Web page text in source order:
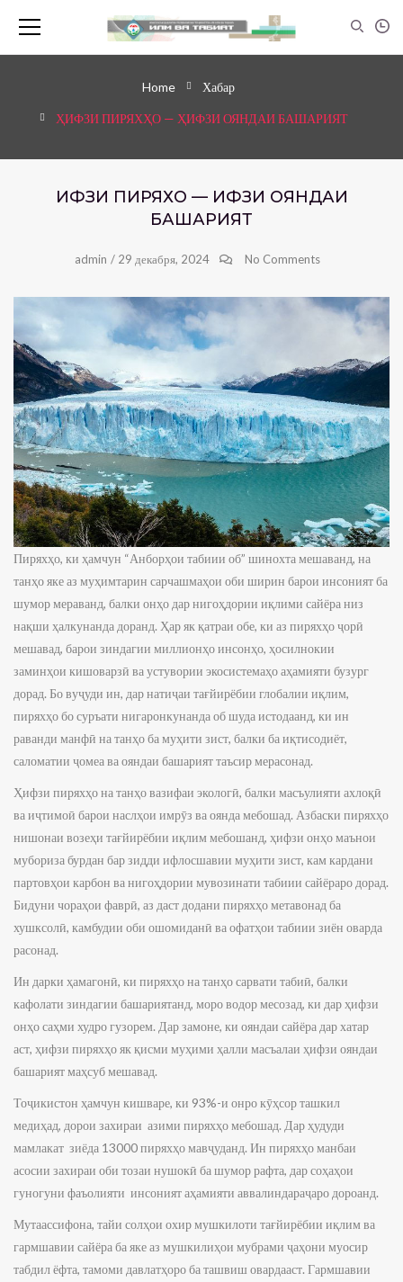
Home Хабар
ҲИФЗИ ПИРЯХҲО — ҲИФЗИ ОЯНДАИ БАШАРИЯТ
ҲИФЗИ ПИРЯХҲО — ҲИФЗИ ОЯНДАИ
БАШАРИЯТ
admin / 29 декабря, 2024 No Comments
Пиряхҳо, ки ҳамчун “Анборҳои табиии об” шинохта мешаванд, на
танҳо яке аз муҳимтарин сарчашмаҳои оби ширин барои инсоният ба
шумор мераванд, балки онҳо дар нигоҳдории иқлими сайёра низ
нақши ҳалкунанда доранд. Ҳар як қатраи обе, ки аз пиряхҳо ҷорӣ
мешавад, барои зиндагии миллионҳо инсонҳо, ҳосилнокии
заминҳои кишоварзӣ ва устувории экосистемаҳо аҳамияти бузург
дорад. Бо вуҷуди ин, дар натиҷаи тағйирёбии глобалии иқлим,
пиряхҳо бо суръати нигаронкунанда об шуда истодаанд, ки ин
раванди манфӣ на танҳо ба муҳити зист, балки ба иқтисодиёт,
саломатии ҷомеа ва ояндаи башарият таъсир мерасонад.
Ҳифзи пиряхҳо на танҳо вазифаи экологӣ, балки масъулияти ахлоқӣ
ва иҷтимоӣ барои наслҳои имрӯз ва оянда мебошад. Азбаски пиряхҳо
нишонаи возеҳи тағйирёбии иқлим мебошанд, ҳифзи онҳо маънои
мубориза бурдан бар зидди ифлосшавии муҳити зист, кам кардани
партовҳои карбон ва нигоҳдории мувозинати табиии сайёраро дорад.
Бидуни чораҳои фаврӣ, аз даст додани пиряхҳо метавонад ба
хушксолӣ, камбудии оби ошомиданӣ ва офатҳои табиии зиён оварда
расонад.
Ин дарки ҳамагонӣ, ки пиряхҳо на танҳо сарвати табиӣ, балки
кафолати зиндагии башариятанд, моро водор месозад, ки дар ҳифзи
онҳо саҳми худро гузорем. Дар замоне, ки ояндаи сайёра дар хатар
аст, ҳифзи пиряхҳо як қисми муҳими ҳалли масъалаи ҳифзи ояндаи
башарият маҳсуб мешавад.
Тоҷикистон ҳамчун кишваре, ки 93%-и онро кӯҳсор ташкил
медиҳад, дорои захираи азими пиряхҳо мебошад. Дар ҳудуди
мамлакат зиёда 13000 пиряхҳо мавҷуданд. Ин пиряхҳо манбаи
асосии захираи оби тозаи нушокӣ ба шумор рафта, дар соҳаҳои
гуногуни фаъолияти инсоният аҳамияти аввалиндараҷаро дороанд.
Мутаассифона, тайи солҳои охир мушкилоти тағйирёбии иқлим ва
гармшавии сайёра ба яке аз мушкилиҳои мубрами ҷаҳони муосир
табдил ёфта, тамоми давлатҳоро ба ташвиш овардааст. Гармшавии